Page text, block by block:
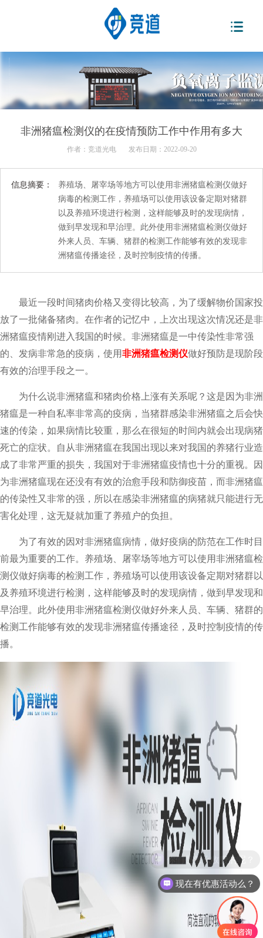
非洲猪瘟检测仪的在疫情预防工作中作用有多大
作者： 竞道光电 发布日期：2022-09-20
信息摘要：
养殖场、屠宰场等地方可以使用非洲猪瘟检测仪做好
病毒的检测工作，养殖场可以使用该设备定期对猪群
以及养殖环境进行检测，这样能够及时的发现病情，
做到早发现和早治理。此外使用非洲猪瘟检测仪做好
外来人员、车辆、猪群的检测工作能够有效的发现非
洲猪瘟传播途径，及时控制疫情的传播。
最近一段时间猪肉价格又变得比较高，为了缓解物价国家投
放了一批储备猪肉。在作者的记忆中，上次出现这次情况还是非
洲猪瘟疫情刚进入我国的时候。非洲猪瘟是一中传染性非常强
的、发病非常急的疫病，使用非洲猪瘟检测仪做好预防是现阶段
有效的治理手段之一。
为什么说非洲猪瘟和猪肉价格上涨有关系呢？这是因为非洲
猪瘟是一种自私率非常高的疫病，当猪群感染非洲猪瘟之后会快
速的传染，如果病情比较重，那么在很短的时间内就会出现病猪
死亡的症状。自从非洲猪瘟在我国出现以来对我国的养猪行业造
成了非常严重的损失，我国对于非洲猪瘟疫情也十分的重视。因
为非洲猪瘟现在还没有有效的治愈手段和防御疫苗，而非洲猪瘟
的传染性又非常的强，所以在感染非洲猪瘟的病猪就只能进行无
害化处理，这无疑就加重了养殖户的负担。
为了有效的因对非洲猪瘟病情，做好疫病的防范在工作时目
前最为重要的工作。养殖场、屠宰场等地方可以使用非洲猪瘟检
测仪做好病毒的检测工作，养殖场可以使用该设备定期对猪群以
及养殖环境进行检测，这样能够及时的发现病情，做到早发现和
早治理。此外使用非洲猪瘟检测仪做好外来人员、车辆、猪群的
检测工作能够有效的发现非洲猪瘟传播途径，及时控制疫情的传
播。
现在有优惠活动么？